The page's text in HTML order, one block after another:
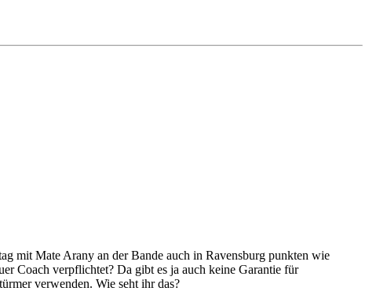
mit Mate Arany an der Bande auch in Ravensburg punkten wie
Coach verpflichtet? Da gibt es ja auch keine Garantie für
verwenden. Wie seht ihr das?